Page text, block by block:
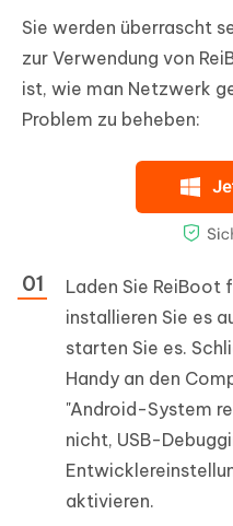
Sie werden überrascht
zur Verwendung von
ist, wie man Netzwerk
Problem zu beheben:
Laden Sie ReiBoot
installieren Sie es
starten Sie es.
Handy an den
"Android-System
nicht, USB-
aktivieren.